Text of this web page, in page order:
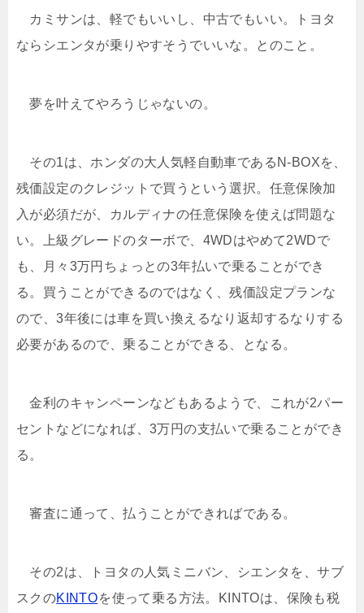
カミサンは、軽でもいいし、中古でもいい。トヨタ
ならシエンタが乗りやすそうでいいな。とのこと。
夢を叶えてやろうじゃないの。
その1は、ホンダの大人気軽自動車であるN-BOXを、
残価設定のクレジットで買うという選択。任意保険加
入が必須だが、カルディナの任意保険を使えば問題な
い。上級グレードのターボで、4WDはやめて2WDで
も、月々3万円ちょっとの3年払いで乗ることができ
る。買うことができるのではなく、残価設定プランな
ので、3年後には車を買い換えるなり返却するなりする
必要があるので、乗ることができる、となる。
金利のキャンペーンなどもあるようで、これが2パー
セントなどになれば、3万円の支払いで乗ることができ
る。
審査に通って、払うことができればである。
その2は、トヨタの人気ミニバン、シエンタを、サブ
スクのKINTOを使って乗る方法。KINTOは、保険も税